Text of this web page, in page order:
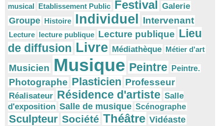
musical Etablissement Public Festival Galerie
Groupe Histoire Individuel Intervenant
Lecture lecture publique Lecture publique Lieu
de diffusion Livre Médiathèque Métier d'art
Musicien Musique Peintre Peintre.
Photographe Plasticien Professeur
Réalisateur Résidence d'artiste Salle
d'exposition Salle de musique Scénographe
Sculpteur Société Théâtre Vidéaste